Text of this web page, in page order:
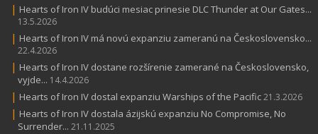
| Hearts of Iron IV budúci mesiac prinesie DLC Thunder at Our Gates...
13.5.2026
| Hearts of Iron IV má novú expanziu zameranú na Československo...
22.4.2026
| Hearts of Iron IV dostane rozšírenie zamerané na Československo,
vyjde... 14.4.2026
| Hearts of Iron IV dostal expanziu Warships of the Pacific21.3.2026
| Hearts of Iron IV dostala ázijskú expanziu No Compromise, No
Surrender... 21.11.2025